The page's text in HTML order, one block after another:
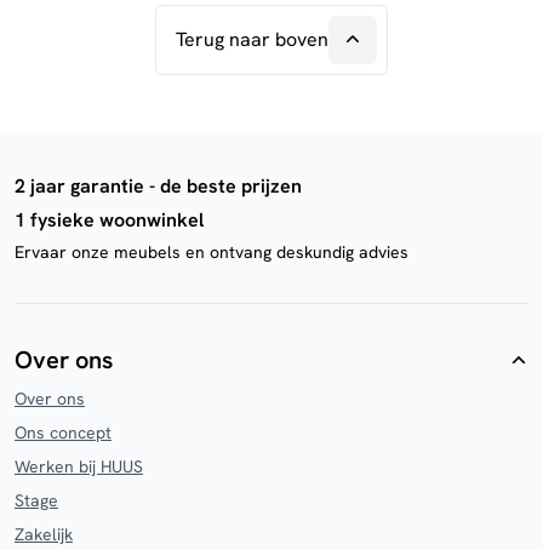
Terug naar boven
2 jaar garantie - de beste prijzen
1 fysieke woonwinkel
Ervaar onze meubels en ontvang deskundig advies
Over ons
Over ons
Ons concept
Werken bij HUUS
Stage
Zakelijk